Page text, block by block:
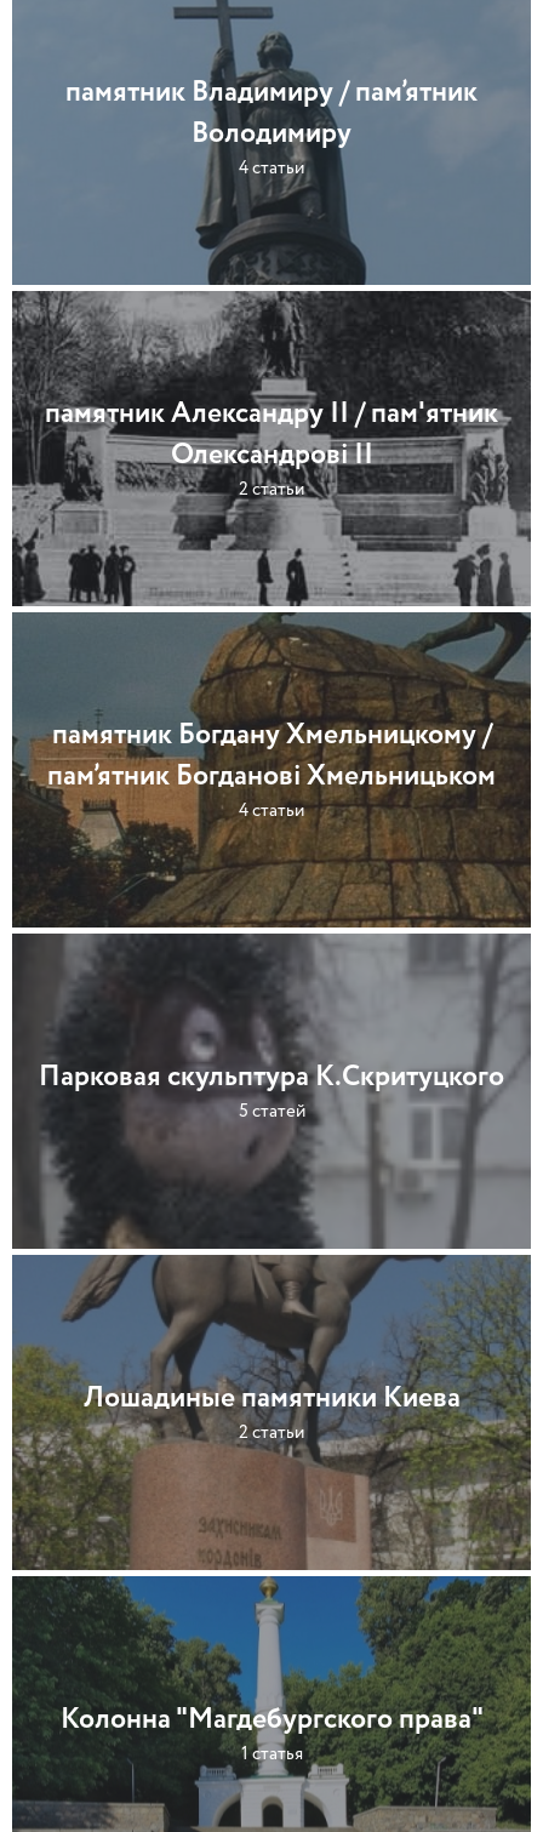
памятник Владимиру / пам’ятник
Володимиру
4 статьи
памятник Александру ІІ / пам'ятник
Олександрові ІІ
2 статьи
памятник Богдану Хмельницкому /
пам’ятник Богданові Хмельницьком
4 статьи
Парковая скульптура К.Скритуцкого
5 статей
Лошадиные памятники Киева
2 статьи
Колонна "Магдебургского права"
1 статья